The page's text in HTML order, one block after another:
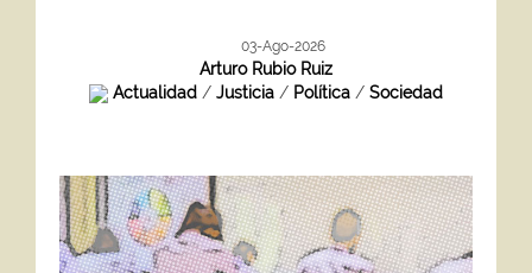
03-Ago-2026
Arturo Rubio Ruiz
Actualidad / Justicia / Política / Sociedad